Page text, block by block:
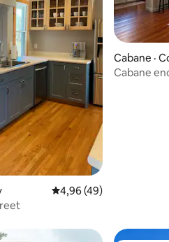
Note moyenne de 4,96
4,96 (49)
Cabane ·
Cabane